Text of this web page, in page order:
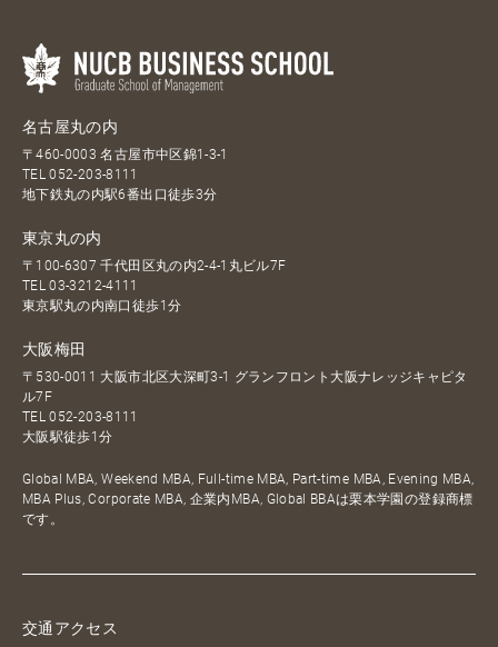
名古屋丸の内
〒460-0003 名古屋市中区錦1-3-1
TEL052-203-8111
地下鉄丸の内駅6番出口徒歩3分
東京丸の内
〒100-6307 千代田区丸の内2-4-1丸ビル7F
TEL03-3212-4111
東京駅丸の内南口徒歩1分
大阪梅田
〒530-0011 大阪市北区大深町3-1 グランフロント大阪ナレッジキャピタ
ル7F
TEL052-203-8111
大阪駅徒歩1分
Global MBA, Weekend MBA, Full-time MBA, Part-time MBA, Evening MBA,
MBA Plus, Corporate MBA, 企業内MBA, Global BBAは栗本学園の登録商標
です。
交通アクセス